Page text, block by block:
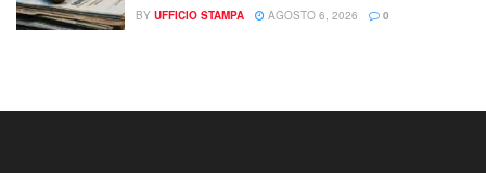
BY UFFICIO STAMPA AGOSTO 6, 2026 0